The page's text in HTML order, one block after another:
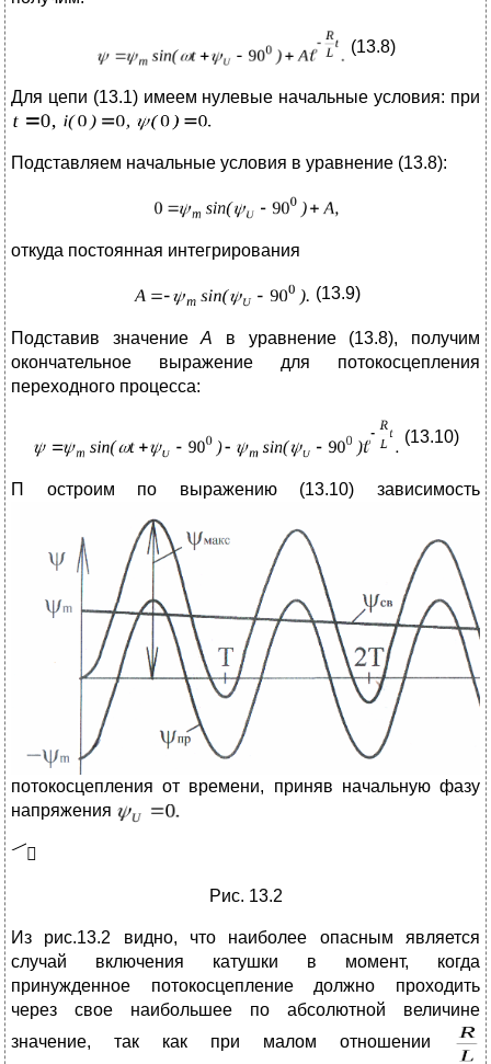
(13.8)
Для цепи (13.1) имеем нулевые начальные условия: при
Подставляем начальные условия в уравнение (13.8):
откуда постоянная интегрирования
(13.9)
Подставив значениеА в уравнение (13.8), получим
окончательное выражение для потокосцепления
переходного процесса:
(13.10)
П остроим по выражению (13.10) зависимость
потокосцепления от времени, приняв начальную фазу
напряжения

Рис. 13.2
Из рис.13.2 видно, что наиболее опасным является
случай включения катушки в момент, когда
принужденное потокосцепление должно проходить
через свое наибольшее по абсолютной величине
значение, так как при малом отношении